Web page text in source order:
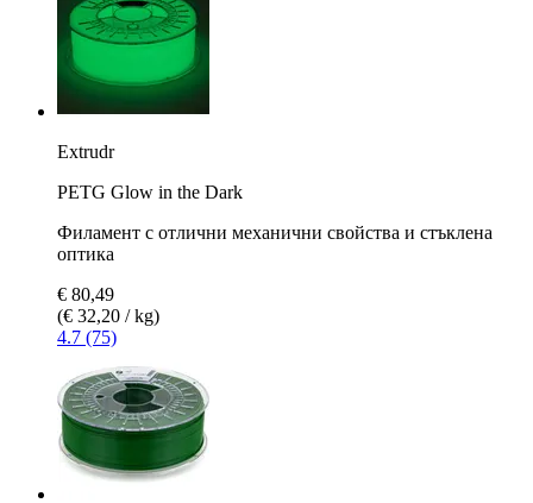
Extrudr
PETG Glow in the Dark
Филамент с отлични механични свойства и стъклена
оптика
€ 80,49
(€ 32,20 / kg)
4.7 (75)